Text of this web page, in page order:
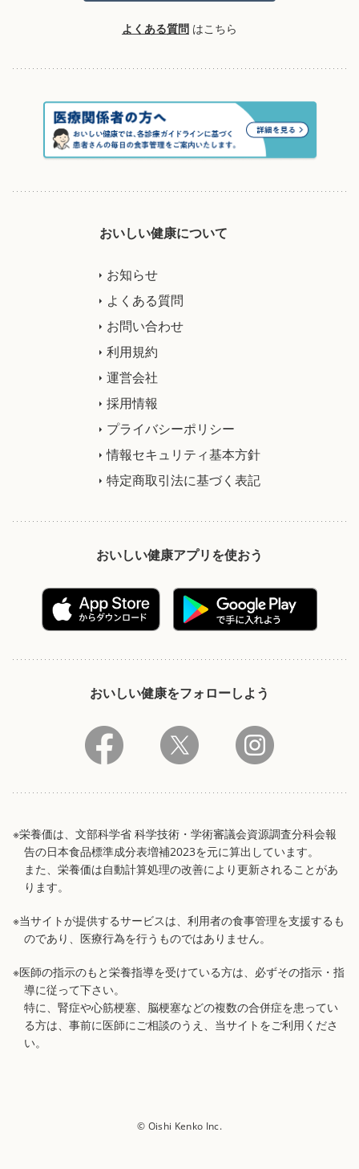
よくある質問 はこちら
おいしい健康について
お知らせ
よくある質問
お問い合わせ
利用規約
運営会社
採用情報
プライバシーポリシー
情報セキュリティ基本方針
特定商取引法に基づく表記
おいしい健康アプリを使おう
おいしい健康をフォローしよう
※栄養価は、文部科学省 科学技術・学術審議会資源調査分科会報
告の日本食品標準成分表増補2023を元に算出しています。
また、栄養価は自動計算処理の改善により更新されることがあ
ります。
※当サイトが提供するサービスは、利用者の食事管理を支援するも
のであり、医療行為を行うものではありません。
※医師の指示のもと栄養指導を受けている方は、必ずその指示・指
導に従って下さい。
特に、腎症や心筋梗塞、脳梗塞などの複数の合併症を患ってい
る方は、事前に医師にご相談のうえ、当サイトをご利用くださ
い。
© Oishi Kenko Inc.